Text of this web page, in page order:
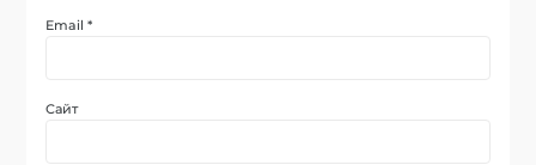
Email*
Сайт